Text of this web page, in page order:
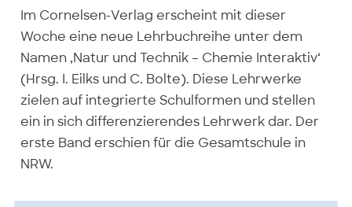
Im Cornelsen-Verlag erscheint mit dieser
Woche eine neue Lehrbuchreihe unter dem
Namen ‚Natur und Technik – Chemie Interaktiv‘
(Hrsg. I. Eilks und C. Bolte). Diese Lehrwerke
zielen auf integrierte Schulformen und stellen
ein in sich differenzierendes Lehrwerk dar. Der
erste Band erschien für die Gesamtschule in
NRW.